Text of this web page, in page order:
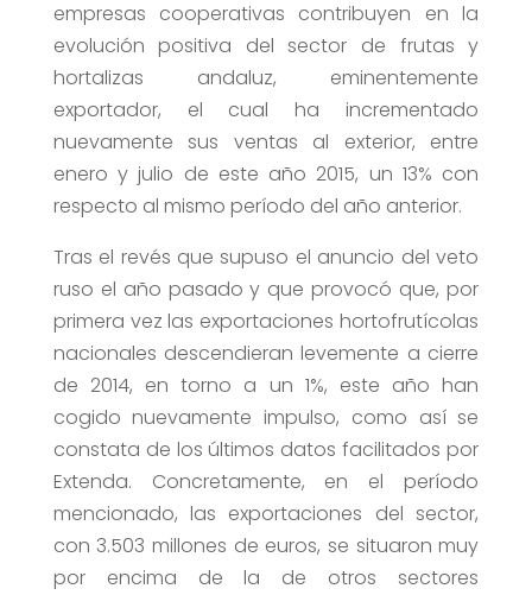
empresas cooperativas contribuyen en la
evolución positiva del sector de frutas y
hortalizas andaluz, eminentemente
exportador, el cual ha incrementado
nuevamente sus ventas al exterior, entre
enero y julio de este año 2015, un 13% con
respecto al mismo período del año anterior.
Tras el revés que supuso el anuncio del veto
ruso el año pasado y que provocó que, por
primera vez las exportaciones hortofrutícolas
nacionales descendieran levemente a cierre
de 2014, en torno a un 1%, este año han
cogido nuevamente impulso, como así se
constata de los últimos datos facilitados por
Extenda. Concretamente, en el período
mencionado, las exportaciones del sector,
con 3.503 millones de euros, se situaron muy
por encima de la de otros sectores